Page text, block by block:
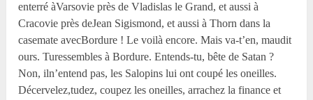
enterré àVarsovie près de Vladislas le Grand, et aussi à
Cracovie près deJean Sigismond, et aussi à Thorn dans la
casemate avecBordure ! Le voilà encore. Mais va-t’en, maudit
ours. Turessembles à Bordure. Entends-tu, bête de Satan ?
Non, iln’entend pas, les Salopins lui ont coupé les oneilles.
Décervelez,tudez, coupez les oneilles, arrachez la finance et